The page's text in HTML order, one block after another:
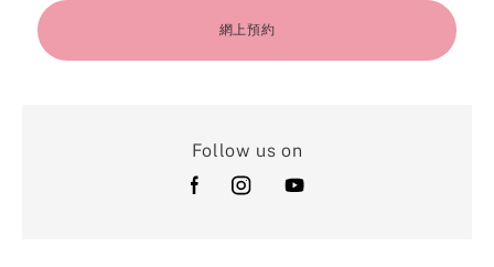
網上預約
Follow us on